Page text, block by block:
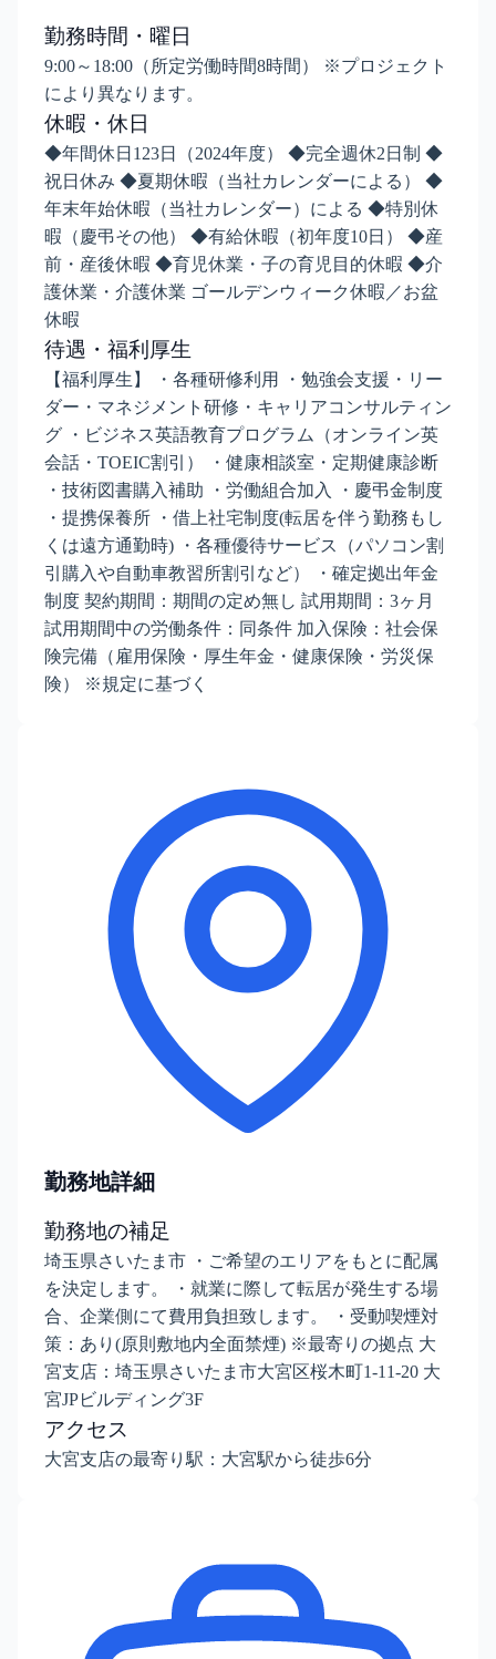
勤務時間・曜日
9:00～18:00（所定労働時間8時間） ※プロジェクト
により異なります。
休暇・休日
◆年間休日123日（2024年度） ◆完全週休2日制 ◆
祝日休み ◆夏期休暇（当社カレンダーによる） ◆
年末年始休暇（当社カレンダー）による ◆特別休
暇（慶弔その他） ◆有給休暇（初年度10日） ◆産
前・産後休暇 ◆育児休業・子の育児目的休暇 ◆介
護休業・介護休業 ゴールデンウィーク休暇／お盆
休暇
待遇・福利厚生
【福利厚生】 ・各種研修利用 ・勉強会支援・リー
ダー・マネジメント研修・キャリアコンサルティン
グ ・ビジネス英語教育プログラム（オンライン英
会話・TOEIC割引） ・健康相談室・定期健康診断
・技術図書購入補助 ・労働組合加入 ・慶弔金制度
・提携保養所 ・借上社宅制度(転居を伴う勤務もし
くは遠方通勤時) ・各種優待サービス（パソコン割
引購入や自動車教習所割引など） ・確定拠出年金
制度 契約期間：期間の定め無し 試用期間：3ヶ月
試用期間中の労働条件：同条件 加入保険：社会保
険完備（雇用保険・厚生年金・健康保険・労災保
険） ※規定に基づく
勤務地詳細
勤務地の補足
埼玉県さいたま市 ・ご希望のエリアをもとに配属
を決定します。 ・就業に際して転居が発生する場
合、企業側にて費用負担致します。 ・受動喫煙対
策：あり(原則敷地内全面禁煙) ※最寄りの拠点 大
宮支店：埼玉県さいたま市大宮区桜木町1-11-20 大
宮JPビルディング3F
アクセス
大宮支店の最寄り駅：大宮駅から徒歩6分